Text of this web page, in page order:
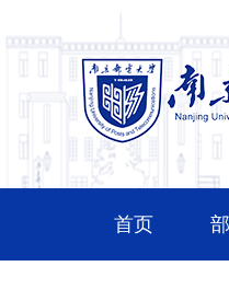
首页